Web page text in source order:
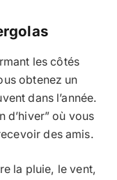
les côtés
obtenez un
dans l’année.
d’hiver” où vous
des amis.
la pluie, le vent,